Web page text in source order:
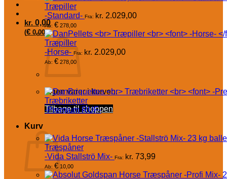
kr. 0,00
(€ 0,00)
Ingen varer i kurven.
Tilbage til shoppen
Kurv
Træpiller
-Standard- Fra: kr. 2.029,00
Ab: € 278,00
Træpiller
-Horse-Fra: kr. 2.029,00
Ab: € 278,00
Træbriketter
-Premium RUF-
Træspåner
-Vida Stallströ Mix- Fra: kr. 73,99
Ab: € 10,00